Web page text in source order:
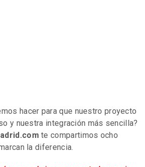
hacer para que nuestro proyecto
y nuestra integración más sencilla?
te compartimos ocho
la diferencia.